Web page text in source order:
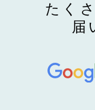
たく
届